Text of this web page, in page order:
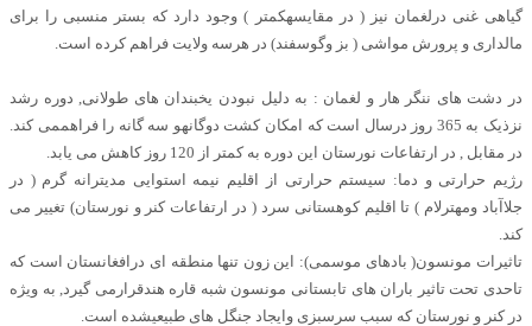
گیاهی غنی درلغمان نیز ( در مقایسهکمتر ) وجود دارد که بستر منسبی را برای
مالداری و پرورش مواشی ( بز وگوسفند) در هرسه ولایت فراهم کرده است.
در دشت های ننگر هار و لغمان : به دلیل نبودن یخبندان های طولانی, دوره رشد
نزذیک به 365 روز درسال است که امکان کشت دوگانهو سه گانه را فراهممی کند.
در مقابل , در ارتفاعات نورستان این دوره به کمتر از 120 روز کاهش می یابد.
رژیم حرارتی و دما: سیستم حرارتی از اقلیم نیمه استوایی مدیترانه گرم ( در
جلاآباد ومهترلام ) تا اقلیم کوهستانی سرد ( در ارتفاعات کنر و نورستان) تغییر می
کند.
تاثیرات مونسون( بادهای موسمی): این زون تنها منطقه ای درافغانستان است که
تاحدی تحت تاثیر باران های تابستانی مونسون شبه قاره هندقرارمی گیرد, به ویژه
در کنر و نورستان که سبب سرسبزی وایجاد جنگل های طبیعیشده است.